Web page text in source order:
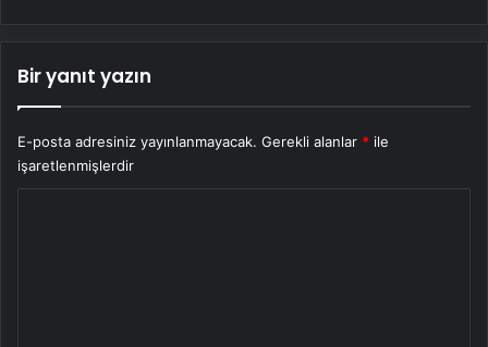
Bir yanıt yazın
E-posta adresiniz yayınlanmayacak. Gerekli alanlar * ile
işaretlenmişlerdir